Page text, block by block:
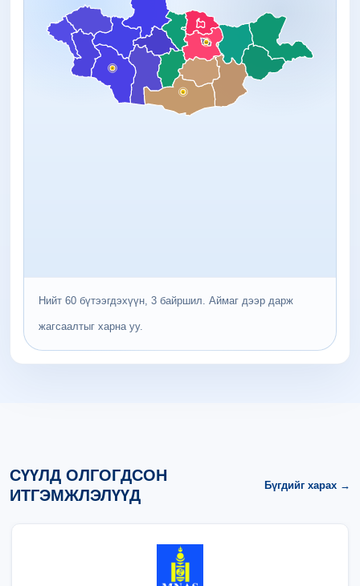
2
1
57
Нийт 60 бүтээгдэхүүн, 3 байршил. Аймаг дээр дарж
жагсаалтыг харна уу.
СҮҮЛД ОЛГОГДСОН
ИТГЭМЖЛЭЛҮҮД
Бүгдийг харах →